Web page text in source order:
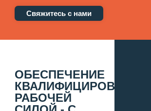
Свяжитесь с нами
ОБЕСПЕЧЕНИЕ
КВАЛИФИЦИРОВАННОЙ
РАБОЧЕЙ